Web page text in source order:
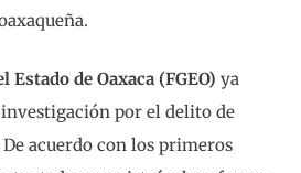
Estado de Oaxaca (FGEO) ya
por el delito de
acuerdo con los primeros